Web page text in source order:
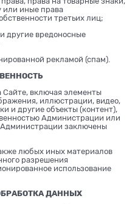
или иные права
третьих лиц;
другие вредоносные
рекламой (спам).
Сайте, включая элементы
иллюстрации, видео,
и другие объекты (контент),
Администрации или
заключены
любых иных материалов
разрешения
использование
ДАННЫХ